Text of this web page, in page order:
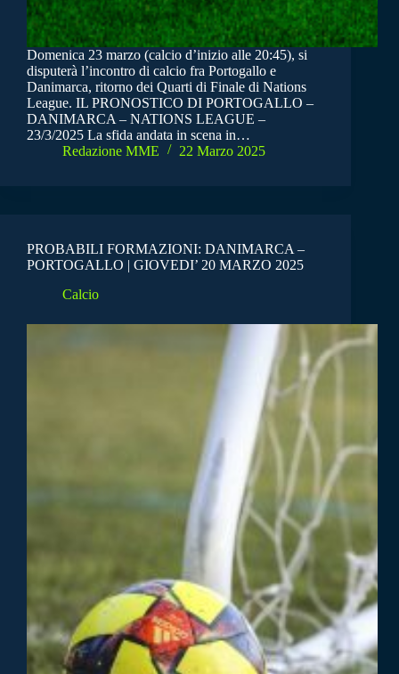
Domenica 23 marzo (calcio d’inizio alle 20:45), si
disputerà l’incontro di calcio fra Portogallo e
Danimarca, ritorno dei Quarti di Finale di Nations
League. IL PRONOSTICO DI PORTOGALLO –
DANIMARCA – NATIONS LEAGUE –
23/3/2025 La sfida andata in scena in…
Redazione MME
22 Marzo 2025
PROBABILI FORMAZIONI: DANIMARCA –
PORTOGALLO | GIOVEDI’ 20 MARZO 2025
Calcio